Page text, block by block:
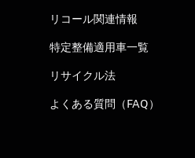
リコール関連情報
特定整備適用車一覧
リサイクル法
よくある質問（FAQ）